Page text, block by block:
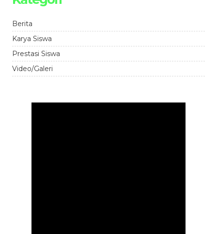
Berita
Karya Siswa
Prestasi Siswa
Video/Galeri